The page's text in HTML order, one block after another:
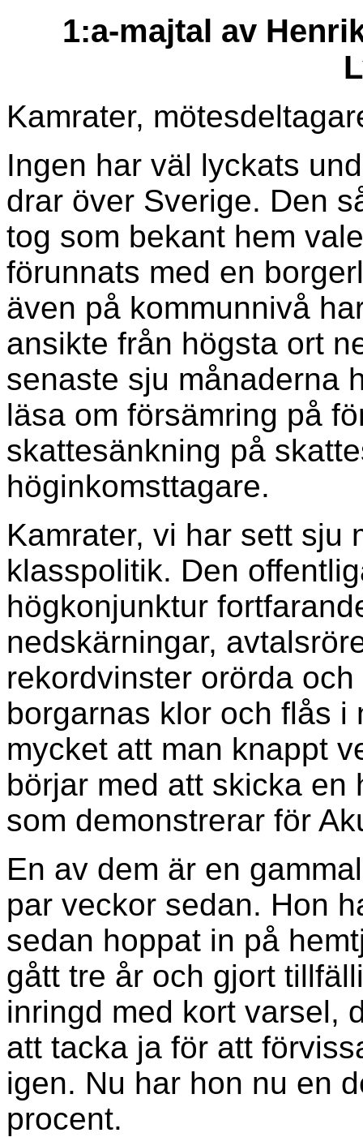
1:a-majtal av
Kamrater,
Ingen har väl lyckats
drar över Sverige. Den
tog som bekant hem
förunnats med en
även på kommunnivå
ansikte från högsta ort
senaste sju månaderna
läsa om försämring på
skattesänkning på
höginkomsttagare.
Kamrater, vi har sett sju
klasspolitik. Den
högkonjunktur
nedskärningar,
rekordvinster orörda
borgarnas klor och flås i
mycket att man knappt
börjar med att skicka en
som demonstrerar för
En av dem är en
par veckor sedan. Hon
sedan hoppat in på
gått tre år och gjort
inringd med kort varsel,
att tacka ja för att
igen. Nu har hon nu en
procent.